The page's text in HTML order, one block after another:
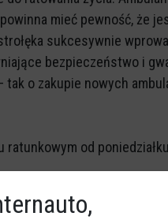
mieć pewność, że
sukcesywnie
bezpieczeństwo i
o zakupie nowych
ratunkowym od